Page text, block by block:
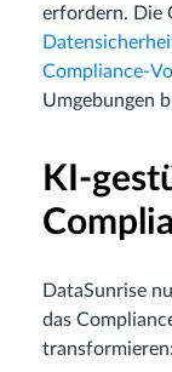
erfordern. Die
Umgebungen
DataSunrise
das
transformieren: